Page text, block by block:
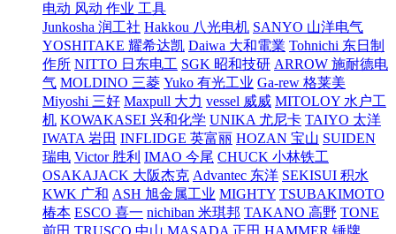
电动 风动 作业 工具
Junkosha 润工社 Hakkou 八光电机 SANYO 山洋电气
YOSHITAKE 耀希达凯 Daiwa 大和電業 Tohnichi 东日制
作所 NITTO 日东电工 SGK 昭和技研 ARROW 施耐德电
气 MOLDINO 三菱 Yuko 有光工业 Ga-rew 格莱美
Miyoshi 三好 Maxpull 大力 vessel 威威 MITOLOY 水户工
机 KOWAKASEI 兴和化学 UNIKA 尤尼卡 TAIYO 太洋
IWATA 岩田 INFLIDGE 英富丽 HOZAN 宝山 SUIDEN
瑞电 Victor 胜利 IMAO 今尾 CHUCK 小林铁工
OSAKAJACK 大阪杰克 Advantec 东洋 SEKISUI 积水
KWK 广和 ASH 旭金属工业 MIGHTY TSUBAKIMOTO
椿本 ESCO 喜一 nichiban 米琪邦 TAKANO 高野 TONE
前田 TRUSCO 中山 MASADA 正田 HAMMER 锤牌